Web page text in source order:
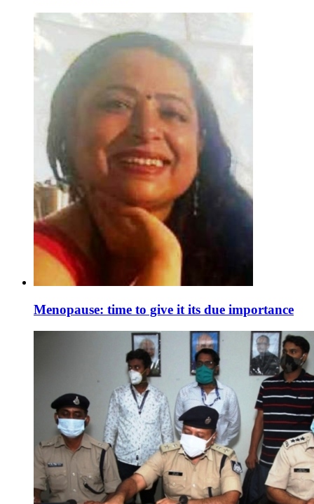
Menopause: time to give it its due importance